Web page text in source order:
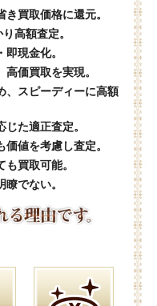
買取価格に還元。
高額査定。
現金化。
価買取を実現。
、スピーディーに高額
た適正査定。
値を考慮し査定。
買取可能。
でない。